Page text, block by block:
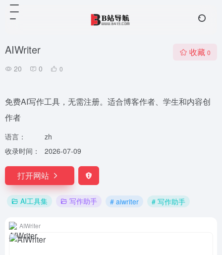
AIWriter
20 0 0
收藏 0
免费AI写作工具，无需注册。适合博客作者、学生和内容创
作者
语言：
zh
收录时间：
2026-07-09
打开网站
AI工具集 写作助手 # aiwriter # 写作助手
AIWriter